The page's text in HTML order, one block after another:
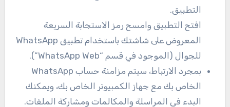
التطبيق.
افتح التطبيق وامسح رمز الاستجابة السريعة
المعروض على شاشتك باستخدام تطبيق WhatsApp
للجوال (الموجود في قسم “WhatsApp Web”).
بمجرد الارتباط، سيتم مزامنة حساب WhatsApp
الخاص بك مع جهاز الكمبيوتر الخاص بك، ويمكنك
البدء في المراسلة والمكالمات ومشاركة الملفات.